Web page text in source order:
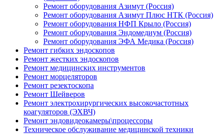
Ремонт оборудования Азимут (Россия)
Ремонт оборудования Азимут Плюс НТК (Россия)
Ремонт оборудования НФП Крыло (Россия)
Ремонт оборудования Эндомедиум (Россия)
Ремонт оборудования ЭФА Медика (Россия)
Ремонт гибких эндоскопов
Ремонт жестких эндоскопов
Ремонт медицинских инструментов
Ремонт морцеляторов
Ремонт резектоскопа
Ремонт Шейверов
Ремонт электрохирургических высокочастотных
коагуляторов (ЭХВЧ)
Ремонт эндовидеокамеры\процессоры
Техническое обслуживание медицинской техники